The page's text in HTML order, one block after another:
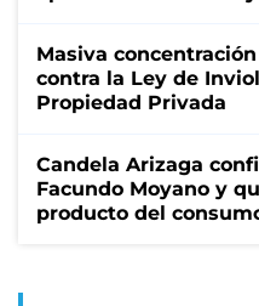
Masiva
contra la Ley de
Propiedad Privada
Candela Arizaga
Facundo Moyano y
producto del